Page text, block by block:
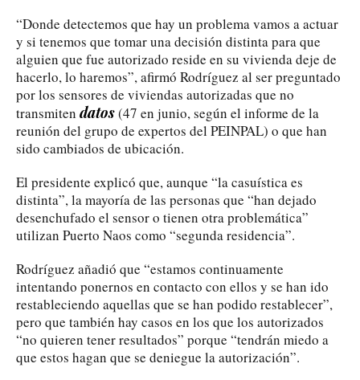
“Donde detectemos que hay un problema vamos a actuar
y si tenemos que tomar una decisión distinta para que
alguien que fue autorizado reside en su vivienda deje de
hacerlo, lo haremos”, afirmó Rodríguez al ser preguntado
por los sensores de viviendas autorizadas que no
transmiten datos(47 en junio, según el informe de la
reunión del grupo de expertos del PEINPAL) o que han
sido cambiados de ubicación.
El presidente explicó que, aunque “la casuística es
distinta”, la mayoría de las personas que “han dejado
desenchufado el sensor o tienen otra problemática”
utilizan Puerto Naos como “segunda residencia”.
Rodríguez añadió que “estamos continuamente
intentando ponernos en contacto con ellos y se han ido
restableciendo aquellas que se han podido restablecer”,
pero que también hay casos en los que los autorizados
“no quieren tener resultados” porque “tendrán miedo a
que estos hagan que se deniegue la autorización”.